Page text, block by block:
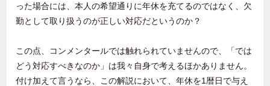
った場合には、本人の希望通りに年休を充てるのではなく、欠
勤として取り扱うのが正しい対応だというのか？
この点、コンメンタールでは触れられていませんので、「では
どう対応すべきなのか」は我々自身で考えるほかありません。
付け加えて言うなら、この解説において、年休を1暦日で与え